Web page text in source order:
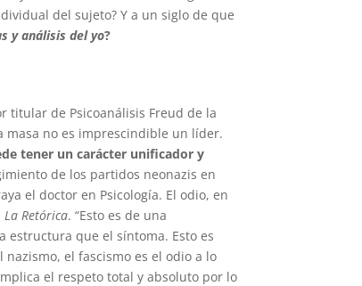
del sujeto? Y a un siglo de que
y análisis del yo?
titular de Psicoanálisis Freud de la
masa no es imprescindible un líder.
tener un carácter unificador y
de los partidos neonazis en
el doctor en Psicología. El odio, en
La Retórica. “Esto es de una
estructura que el síntoma. Esto es
el fascismo es el odio a lo
el respeto total y absoluto por lo